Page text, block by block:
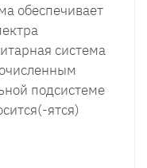
обеспечивает
система
подсистеме
ятся)